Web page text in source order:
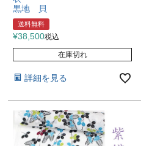
黒地 貝
送料無料
¥38,500税込
在庫切れ
詳細を見る